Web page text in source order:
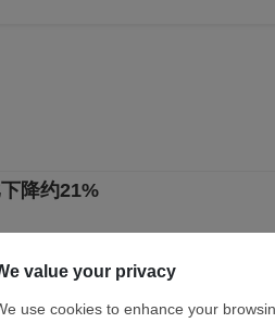
降约21%